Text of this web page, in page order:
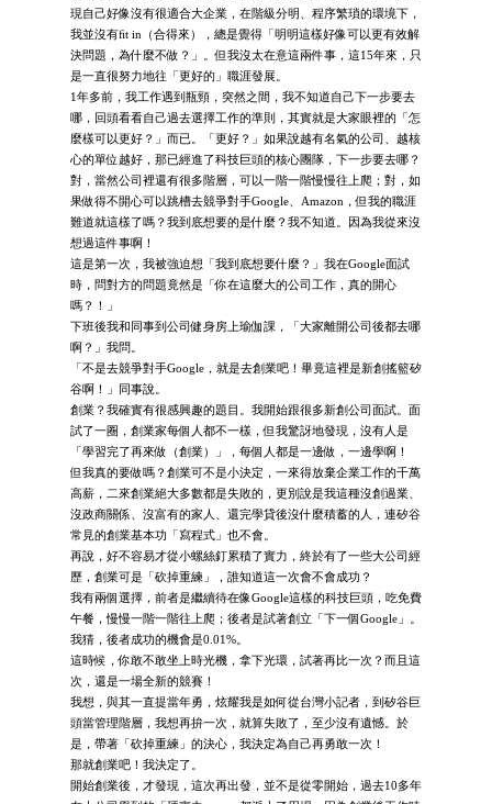
現自己好像沒有很適合大企業，在階級分明、程序繁瑣的環境下，
我並沒有ﬁt in（合得來），總是覺得「明明這樣好像可以更有效解
決問題，為什麼不做？」。但我沒太在意這兩件事，這15年來，只
是一直很努力地往「更好的」職涯發展。
1年多前，我工作遇到瓶頸，突然之間，我不知道自己下一步要去
哪，回頭看看自己過去選擇工作的準則，其實就是大家眼裡的「怎
麼樣可以更好？」而已。「更好？」如果說越有名氣的公司、越核
心的單位越好，那已經進了科技巨頭的核心團隊，下一步要去哪？
對，當然公司裡還有很多階層，可以一階一階慢慢往上爬；對，如
果做得不開心可以跳槽去競爭對手Google、Amazon，但我的職涯
難道就這樣了嗎？我到底想要的是什麼？我不知道。因為我從來沒
想過這件事啊！
這是第一次，我被強迫想「我到底想要什麼？」我在Google面試
時，問對方的問題竟然是「你在這麼大的公司工作，真的開心
嗎？！」
下班後我和同事到公司健身房上瑜伽課，「大家離開公司後都去哪
啊？」我問。
「不是去競爭對手Google，就是去創業吧！畢竟這裡是新創搖籃矽
谷啊！」同事說。
創業？我確實有很感興趣的題目。我開始跟很多新創公司面試。面
試了一圈，創業家每個人都不一樣，但我驚訝地發現，沒有人是
「學習完了再來做（創業）」，每個人都是一邊做，一邊學啊！
但我真的要做嗎？創業可不是小決定，一來得放棄企業工作的千萬
高薪，二來創業絕大多數都是失敗的，更別說是我這種沒創過業、
沒政商關係、沒富有的家人、還完學貸後沒什麼積蓄的人，連矽谷
常見的創業基本功「寫程式」也不會。
再說，好不容易才從小螺絲釘累積了實力，終於有了一些大公司經
歷，創業可是「砍掉重練」，誰知道這一次會不會成功？
我有兩個選擇，前者是繼續待在像Google這樣的科技巨頭，吃免費
午餐，慢慢一階一階往上爬；後者是試著創立「下一個Google」。
我猜，後者成功的機會是0.01%。
這時候，你敢不敢坐上時光機，拿下光環，試著再比一次？而且這
次，還是一場全新的競賽！
我想，與其一直提當年勇，炫耀我是如何從台灣小記者，到矽谷巨
頭當管理階層，我想再拚一次，就算失敗了，至少沒有遺憾。於
是，帶著「砍掉重練」的決心，我決定為自己再勇敢一次！
那就創業吧！我決定了。
開始創業後，才發現，這次再出發，並不是從零開始，過去10多年